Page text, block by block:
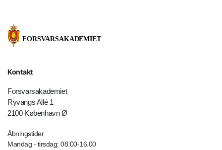
Kontakt
Forsvarsakademiet
Ryvangs Allé 1
2100 København Ø
Åbningstider
Mandag - tirsdag: 08.00-16.00